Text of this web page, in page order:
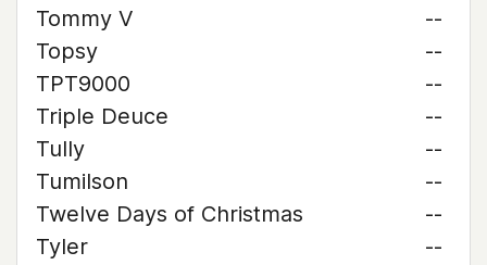
Tommy V
--
Topsy
--
TPT9000
--
Triple Deuce
--
Tully
--
Tumilson
--
Twelve Days of Christmas
--
Tyler
--